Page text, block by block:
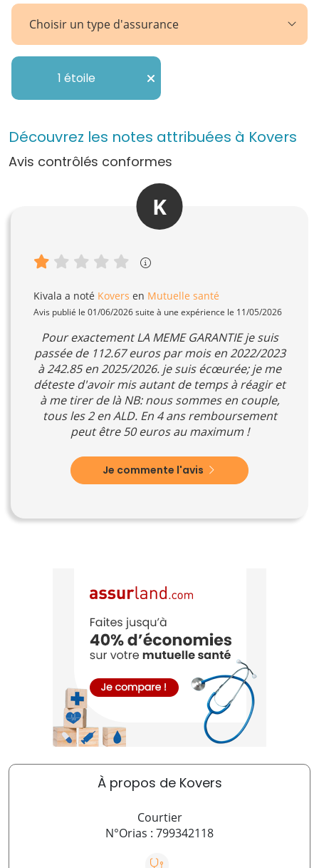
Choisir un type d'assurance
1 étoile
Découvrez les notes attribuées à Kovers
Avis contrôlés conformes
K
Kivala a noté Kovers en Mutuelle santé
Avis publié le 01/06/2026 suite à une expérience le 11/05/2026
Pour exactement LA MEME GARANTIE je suis
passée de 112.67 euros par mois en 2022/2023
à 242.85 en 2025/2026. je suis écœurée; je me
déteste d'avoir mis autant de temps à réagir et
à me tirer de là NB: nous sommes en couple,
tous les 2 en ALD. En 4 ans remboursement
peut être 50 euros au maximum !
Je commente l'avis
À propos de Kovers
Courtier
N°Orias : 799342118